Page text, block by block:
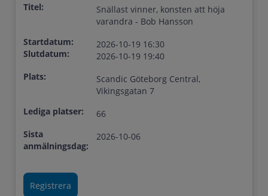
Titel:
Snällast vinner, konsten att höja
varandra - Bob Hansson
Startdatum:
Slutdatum:
2026-10-19 16:30
2026-10-19 19:40
Plats:
Scandic Göteborg Central,
Vikingsgatan 7
Lediga platser:
66
Sista
anmälningsdag:
2026-10-06